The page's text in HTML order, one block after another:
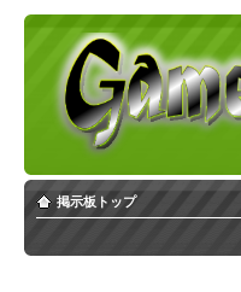
掲示板トップ